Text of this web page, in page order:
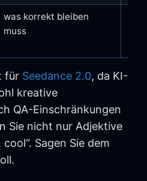
was korrekt bleiben
muss
für Seedance 2.0, da KI-
kreative
QA-Einschränkungen
Sie nicht nur Adjektive
Sagen Sie dem